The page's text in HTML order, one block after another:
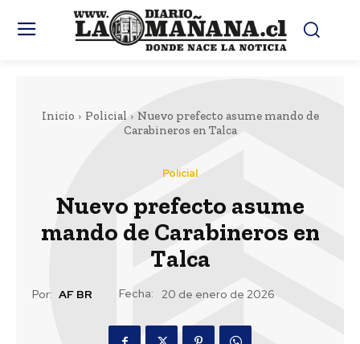
Inicio Policial
Nuevo prefecto asume mando de
Carabineros en Talca
Policial
Nuevo prefecto asume
mando de Carabineros en
Talca
Por: AF BR Fecha: 20 de enero de 2026